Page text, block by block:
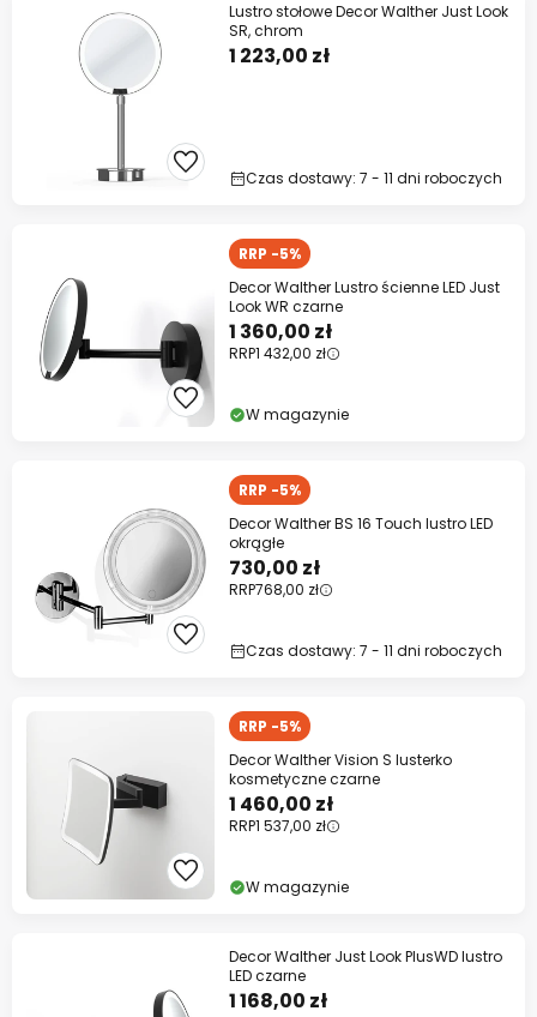
Lustro stołowe Decor Walther Just Look
SR, chrom
1 223,00 zł
Czas dostawy: 7 - 11 dni roboczych
RRP -5%
Decor Walther Lustro ścienne LED Just
Look WR czarne
1 360,00 zł
RRP1 432,00 zł
W magazynie
RRP -5%
Decor Walther BS 16 Touch lustro LED
okrągłe
730,00 zł
RRP768,00 zł
Czas dostawy: 7 - 11 dni roboczych
RRP -5%
Decor Walther Vision S lusterko
kosmetyczne czarne
1 460,00 zł
RRP1 537,00 zł
W magazynie
Decor Walther Just Look PlusWD lustro
LED czarne
1 168,00 zł